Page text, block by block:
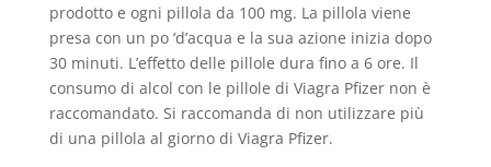
prodotto e ogni pillola da 100 mg. La pillola viene
presa con un po ‘d’acqua e la sua azione inizia dopo
30 minuti. L’effetto delle pillole dura fino a 6 ore. Il
consumo di alcol con le pillole di Viagra Pfizer non è
raccomandato. Si raccomanda di non utilizzare più
di una pillola al giorno di Viagra Pfizer.